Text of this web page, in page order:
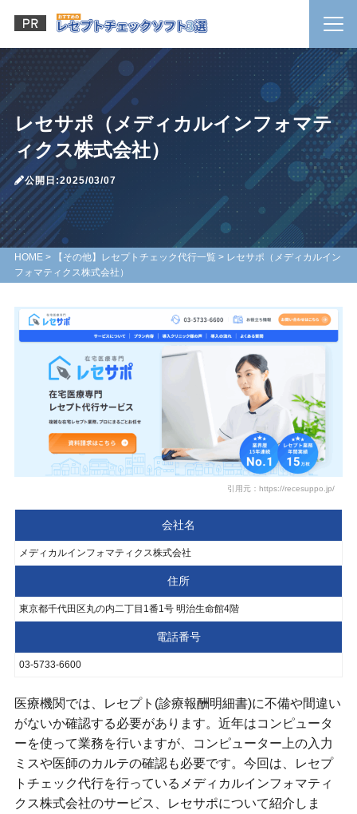
レセサポ（メディカルインフォマテ
ィクス株式会社）
公開日:2025/03/07
HOME> 【その他】レセプトチェック代行一覧 > レセサポ（メディカルイン
フォマティクス株式会社）
引用元：https://recesuppo.jp/
会社名
メディカルインフォマティクス株式会社
住所
東京都千代田区丸の内二丁目1番1号 明治生命館4階
電話番号
03-5733-6600
医療機関では、レセプト(診療報酬明細書)に不備や間違い
がないか確認する必要があります。近年はコンピュータ
ーを使って業務を行いますが、コンピューター上の入力
ミスや医師のカルテの確認も必要です。今回は、レセプ
トチェック代行を行っているメディカルインフォマティ
クス株式会社のサービス、レセサポについて紹介しま